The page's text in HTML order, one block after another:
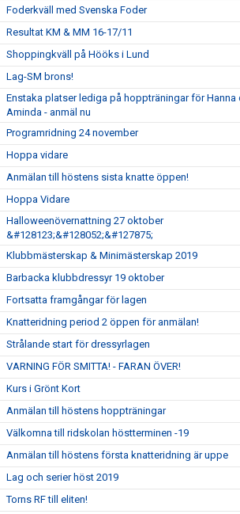
Foderkväll med Svenska Foder
Resultat KM & MM 16-17/11
Shoppingkväll på Hööks i Lund
Lag-SM brons!
Enstaka platser lediga på hoppträningar för Hanna
Aminda - anmäl nu
Programridning 24 november
Hoppa vidare
Anmälan till höstens sista knatte öppen!
Hoppa Vidare
Halloweenövernattning 27 oktober
&#128123;&#128052;&#127875;
Klubbmästerskap & Minimästerskap 2019
Barbacka klubbdressyr 19 oktober
Fortsatta framgångar för lagen
Knatteridning period 2 öppen för anmälan!
Strålande start för dressyrlagen
VARNING FÖR SMITTA! - FARAN ÖVER!
Kurs i Grönt Kort
Anmälan till höstens hoppträningar
Välkomna till ridskolan höstterminen -19
Anmälan till höstens första knatteridning är uppe
Lag och serier höst 2019
Torns RF till eliten!